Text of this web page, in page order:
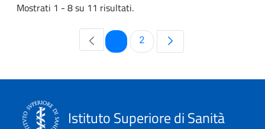
Mostrati 1 - 8 su 11 risultati.
PaginaPagina
2
Istituto Superiore di Sanità